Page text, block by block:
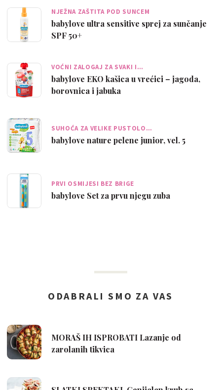
NJEŽNA ZAŠTITA POD SUNCEM
babylove ultra sensitive sprej za sunčanje
SPF 50+
VOĆNI ZALOGAJ ZA SVAKI I…
babylove EKO kašica u vrećici – jagoda,
borovnica i jabuka
SUHOĆA ZA VELIKE PUSTOLO…
babylove nature pelene junior, vel. 5
PRVI OSMIJESI BEZ BRIGE
babylove Set za prvu njegu zuba